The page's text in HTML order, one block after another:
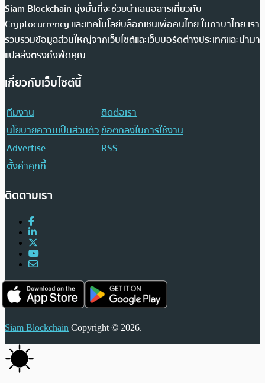
Siam Blockchain มุ่งมั่นที่จะช่วยนำเสนอสารเกี่ยวกับ
Cryptocurrency และเทคโนโลยีบล็อกเชนเพื่อคนไทย ในภาษาไทย เรา
รวบรวมข้อมูลส่วนใหญ่จากเว็บไซต์และเว็บบอร์ดต่างประเทศและนำมา
แปลส่งตรงถึงฟีดคุณ
เกี่ยวกับเว็บไซต์นี้
ทีมงาน
ติดต่อเรา
นโยบายความเป็นส่วนตัวข้อตกลงในการใช้งาน
Advertise
RSS
ตั้งค่าคุกกี้
ติดตามเรา
Siam Blockchain Copyright © 2026.